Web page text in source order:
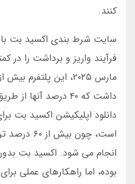
کنند.
سایت شرط بندی اکسید بت با
داشت که ۴۰ درصد
دانلود اپلیکیشن اکسید بت
است، چون
انجام می شود. اکسید بت
بوده، اما راهکارهای عملی